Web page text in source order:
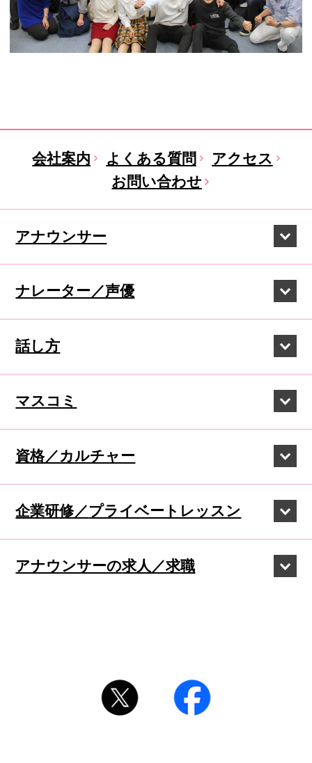
会社案内 よくある質問
アクセス
お問い合わせ
アナウンサー
ナレーター／声優
話し方
マスコミ
資格／カルチャー
企業研修／プライベートレッスン
アナウンサーの求人／求職